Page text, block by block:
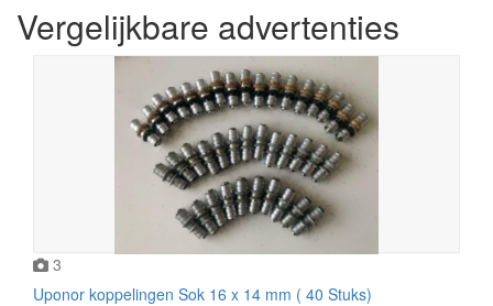
Vergelijkbare advertenties
3
Uponor koppelingen Sok 16 x 14 mm ( 40 Stuks)